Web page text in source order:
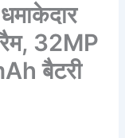
32MP
बैटरी